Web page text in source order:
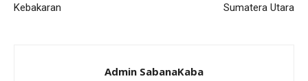
Kebakaran
Sumatera Utara
Admin SabanaKaba